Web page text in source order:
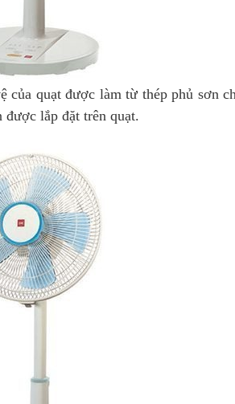
quạt được làm từ thép phủ sơn
được lắp đặt trên quạt.